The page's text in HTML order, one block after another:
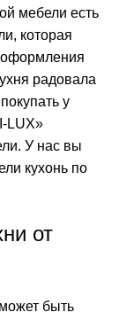
мебели есть
которая
оформления
радовала
у
LUX»
У нас вы
кухонь по
от
быть